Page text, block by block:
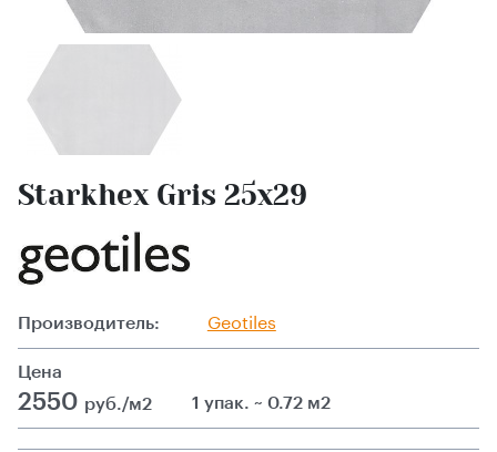
Starkhex Gris 25х29
Производитель: Geotiles
Цена
2550 руб./м2 1 упак. ~ 0.72 м2